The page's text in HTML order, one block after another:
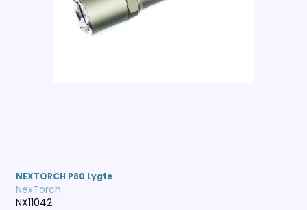
NEXTORCH P80 Lygte
NexTorch
NX11042